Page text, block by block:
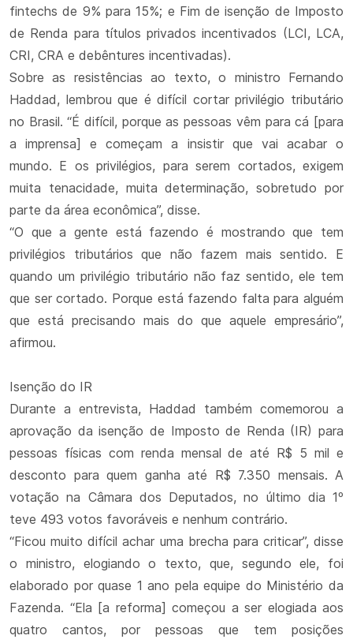
fintechs de 9% para 15%; e Fim de isenção de Imposto
de Renda para títulos privados incentivados (LCI, LCA,
CRI, CRA e debêntures incentivadas).
Sobre as resistências ao texto, o ministro Fernando
Haddad, lembrou que é difícil cortar privilégio tributário
no Brasil. “É difícil, porque as pessoas vêm para cá [para
a imprensa] e começam a insistir que vai acabar o
mundo. E os privilégios, para serem cortados, exigem
muita tenacidade, muita determinação, sobretudo por
parte da área econômica”, disse.
“O que a gente está fazendo é mostrando que tem
privilégios tributários que não fazem mais sentido. E
quando um privilégio tributário não faz sentido, ele tem
que ser cortado. Porque está fazendo falta para alguém
que está precisando mais do que aquele empresário”,
afirmou.
Isenção do IR
Durante a entrevista, Haddad também comemorou a
aprovação da isenção de Imposto de Renda (IR) para
pessoas físicas com renda mensal de até R$ 5 mil e
desconto para quem ganha até R$ 7.350 mensais. A
votação na Câmara dos Deputados, no último dia 1º
teve 493 votos favoráveis e nenhum contrário.
“Ficou muito difícil achar uma brecha para criticar”, disse
o ministro, elogiando o texto, que, segundo ele, foi
elaborado por quase 1 ano pela equipe do Ministério da
Fazenda. “Ela [a reforma] começou a ser elogiada aos
quatro cantos, por pessoas que tem posições